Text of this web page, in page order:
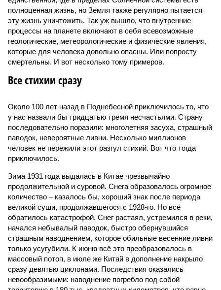
полноценная жизнь, но Земля также регулярно пытается
эту жизнь уничтожить. Так уж вышло, что внутренние
процессы на планете включают в себя всевозможные
геологические, метеорологические и физические явления,
которые для человека довольно опасны. Или попросту
смертельны. И вот несколько тому примеров.
Все стихии сразу
Около 100 лет назад в Поднебесной приключилось то, что
у нас назвали бы тридцатью тремя несчастьями. Страну
последовательно поразили: многолетняя засуха, страшный
паводок, невероятные ливни. Несколько миллионов
человек не пережили этот разгул стихий. Вот что тогда
приключилось.
Зима 1931 года выдалась в Китае чрезвычайно
продолжительной и суровой. Снега образовалось огромное
количество – казалось бы, хороший знак после периода
великой суши, продолжавшегося с 1928-го. Но всё
обратилось катастрофой. Снег растаял, устремился в реки,
начался небывалый паводок, быстро обернувшийся
страшным наводнением, которое обильные весенние ливни
только усугубили. К июню всё это преобразовалось в
массовый потоп, в июле же Китай в дополнение накрыло
сразу девятью циклонами. Последствия оказались
невообразимыми: наводнение погребло под собой